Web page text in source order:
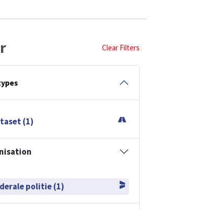
Clear Filters
(1)
politie (1)